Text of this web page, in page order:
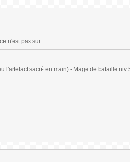
n'est pas sur...
l'artefact sacré en main) - Mage de bataille niv